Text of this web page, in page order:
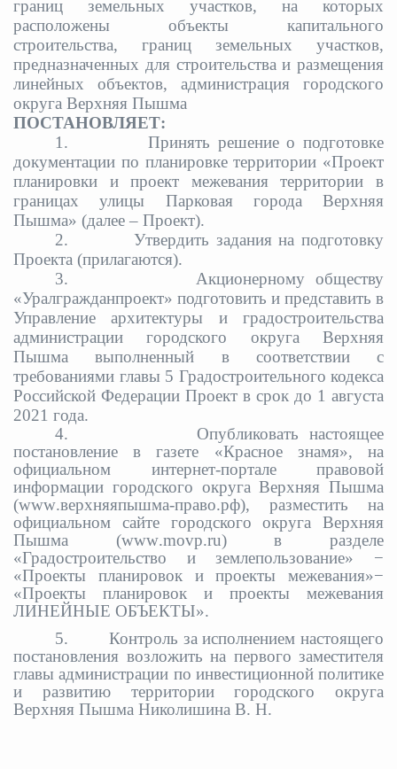
границ земельных участков, на которых
расположены объекты капитального
строительства, границ земельных участков,
предназначенных для строительства и размещения
линейных объектов, администрация городского
округа Верхняя Пышма
ПОСТАНОВЛЯЕТ:
1.
Принять решение о подготовке
документации по планировке территории «Проект
планировки и проект межевания территории в
границах улицы Парковая города Верхняя
Пышма» (далее – Проект).
2.
Утвердить задания на подготовку
Проекта (прилагаются).
3.
Акционерному обществу
«Уралгражданпроект» подготовить и представить в
Управление архитектуры и градостроительства
администрации городского округа Верхняя
Пышма выполненный в соответствии с
требованиями главы 5 Градостроительного кодекса
Российской Федерации Проект в срок до 1 августа
2021 года.
4.
Опубликовать настоящее
постановление в газете «Красное знамя», на
официальном интернет-портале правовой
информации городского округа Верхняя Пышма
(www.верхняяпышма-право.рф), разместить на
официальном сайте городского округа Верхняя
Пышма (www.movp.ru) в разделе
«Градостроительство и землепользование» −
«Проекты планировок и проекты межевания»−
«Проекты планировок и проекты межевания
ЛИНЕЙНЫЕ ОБЪЕКТЫ».
5.
Контроль за исполнением настоящего
постановления возложить на первого заместителя
главы администрации по инвестиционной политике
и развитию территории городского округа
Верхняя Пышма Николишина В. Н.